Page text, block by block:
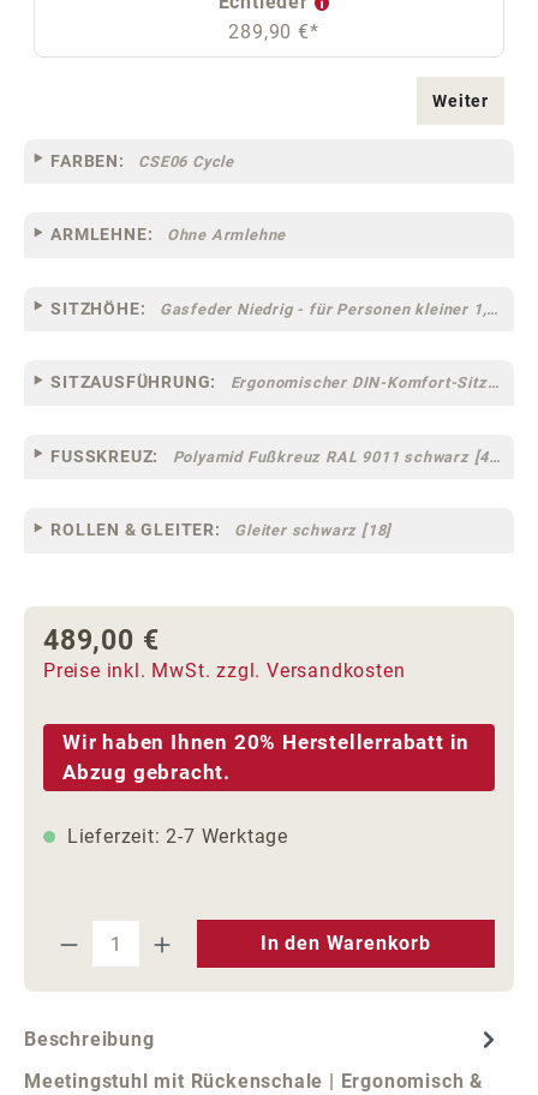
289,90 €*
Weiter
FARBEN: CSE06 Cycle
ARMLEHNE: Ohne Armlehne
SITZHÖHE: Gasfeder Niedrig - für Personen kleiner 1,60 m
SITZAUSFÜHRUNG: Ergonomischer DIN-Komfort-Sitz [75]
FUSSKREUZ: Polyamid Fußkreuz RAL 9011 schwarz [44]
ROLLEN & GLEITER: Gleiter schwarz [18]
Regulärer Preis:
489,00 €
Preise inkl. MwSt. zzgl. Versandkosten
Wir haben Ihnen 20% Herstellerrabatt in
Abzug gebracht.
Lieferzeit: 2-7 Werktage
Produkt Anzahl: Gib den
In den Warenkorb
Beschreibung
Meetingstuhl mit Rückenschale | Ergonomisch &